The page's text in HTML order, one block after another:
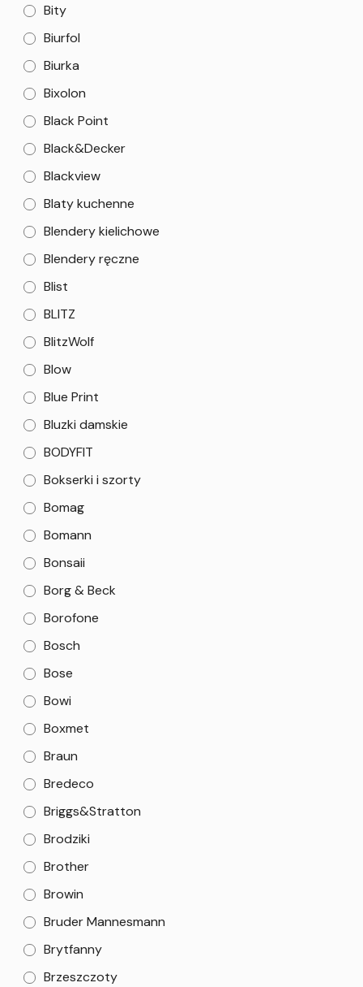
Bity
Biurfol
Biurka
Bixolon
Black Point
Black&Decker
Blackview
Blaty kuchenne
Blendery kielichowe
Blendery ręczne
Blist
BLITZ
BlitzWolf
Blow
Blue Print
Bluzki damskie
BODYFIT
Bokserki i szorty
Bomag
Bomann
Bonsaii
Borg & Beck
Borofone
Bosch
Bose
Bowi
Boxmet
Braun
Bredeco
Briggs&Stratton
Brodziki
Brother
Browin
Bruder Mannesmann
Brytfanny
Brzeszczoty